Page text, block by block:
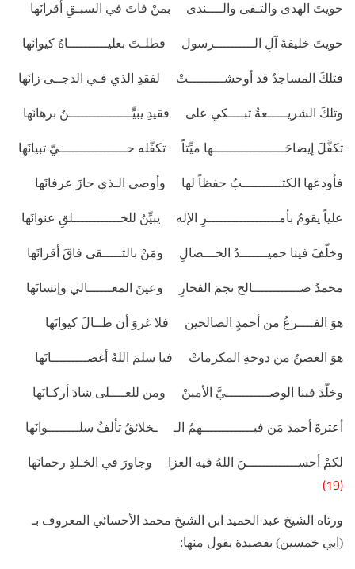
حويتَ الهدى والتـقى والــــندى بمنْ فاتَ في السبـقِ أقرانَها
حويتَ خليفةَ آلِ الــــــــــرسول فطلـتَ بعليــــــــــاهُ كيوانَها
فتلكَ المساجدُ قد أوحشـــــــــتْ لفقدِ الذي فـي الدجــى زانَها
وتلكَ الشريـــــعةُ تبــــكي على فقيدِ يبيِّــــــــــــــــنُ برهانَها
تكفَّلَ إيضاحَــــــــــــــــــها ميِّتاً تكفَّله حـــــــــــــــــيّ تبيانَها
فأودعَها الكتــــــــــبُ حفظاً لها وأوصى الـذي حازَ عرفانَها
علياً يقومُ بأمــــــــــــــــــرِ الإله يبيِّنُ للخــــــــــــلقِ عنوانَها
وخلّفَ فينا حميـــــــدُ الخـــصالِ ومَنْ بالتـــــقى فاقَ أقرانَها
محمدُ صــــــــــــالح نجمَ الفخارِ وعينَ المعــــــالي وإنسانَها
هوَ الفــــرعُ من أحمدٍ الصالحين فلا غروَ أن طــالَ كيوانَها
هوَ الغصنُ من دوحةِ المكرماتْ فيا سلمَ اللهُ أغصـــــــــانَها
وخلّدَ فينا الوصـــــــــــيَّ الأمينْ ومن للعــــلى شادَ أركـانَها
أعترةَ أحمدَ مَن فيـــــــــــــهمُ الـ ـخلائقُ تألفُ سلــــــــوانَها
لكمْ أحســـــــــــــنَ اللهُ فيه العزا وجاورَ في الخـلدِ رحمانَها
(19)
ورثاه الشيخ عبد الحميد ابن الشيخ محمد الأحسائي المعروف بـ
(ابي خمسين) بقصيدة يقول منها: